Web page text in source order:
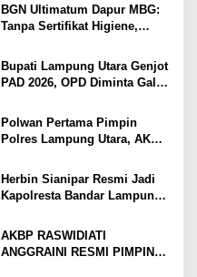
BGN Ultimatum Dapur MBG:
Tanpa Sertifikat Higiene,
Bupati Lampung Utara Genjot
PAD 2026, OPD Diminta Gali
hingga Optimalkan PBB-P2
Polwan Pertama Pimpin
Polres Lampung Utara, AKBP
Pedang Pora
Herbin Sianipar Resmi Jadi
Kapolresta Bandar Lampung,
Prioritas
AKBP RASWIDIATI
ANGGRAINI RESMI PIMPIN